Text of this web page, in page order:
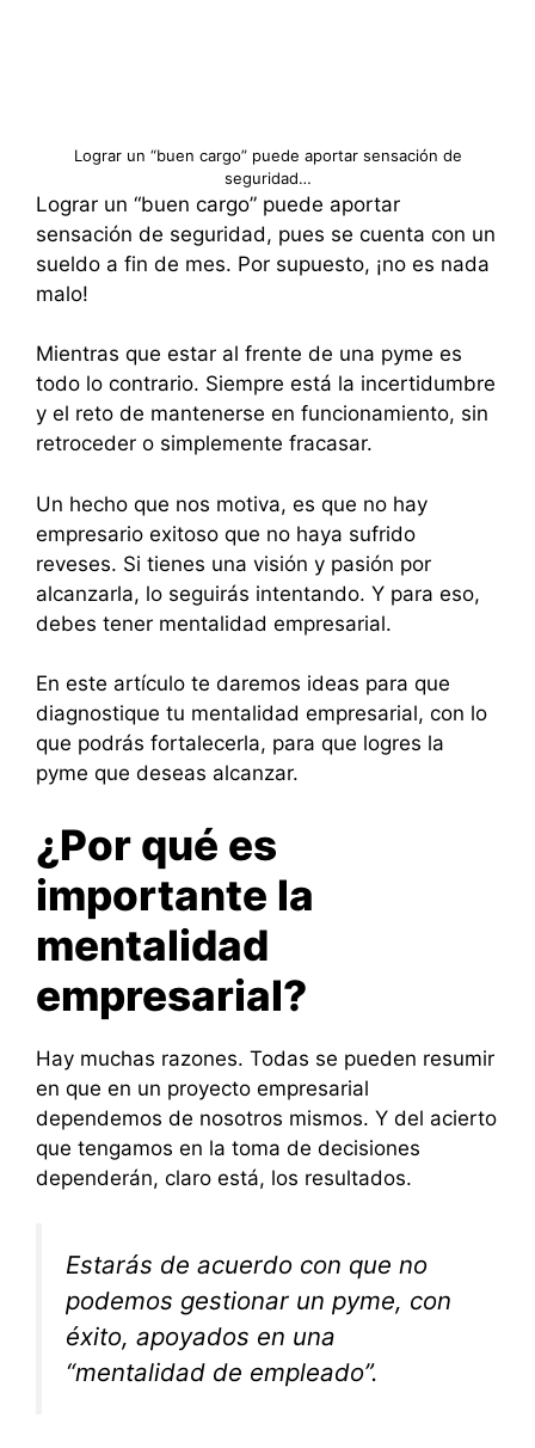
Lograr un “buen cargo” puede aportar sensación de
seguridad…
Lograr un “buen cargo” puede aportar
sensación de seguridad, pues se cuenta con un
sueldo a fin de mes. Por supuesto, ¡no es nada
malo!
Mientras que estar al frente de una pyme es
todo lo contrario. Siempre está la incertidumbre
y el reto de mantenerse en funcionamiento, sin
retroceder o simplemente fracasar.
Un hecho que nos motiva, es que no hay
empresario exitoso que no haya sufrido
reveses. Si tienes una visión y pasión por
alcanzarla, lo seguirás intentando. Y para eso,
debes tener mentalidad empresarial.
En este artículo te daremos ideas para que
diagnostique tu mentalidad empresarial, con lo
que podrás fortalecerla, para que logres la
pyme que deseas alcanzar.
¿Por qué es
importante la
mentalidad
empresarial?
Hay muchas razones. Todas se pueden resumir
en que en un proyecto empresarial
dependemos de nosotros mismos. Y del acierto
que tengamos en la toma de decisiones
dependerán, claro está, los resultados.
Estarás de acuerdo con que no
podemos gestionar un pyme, con
éxito, apoyados en una
“mentalidad de empleado”.